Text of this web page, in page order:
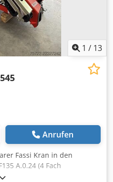
1 / 13
Anrufen
Fassi Kran in den
A.0.24 (4 Fach
F235 A.2.24 (4 Fach